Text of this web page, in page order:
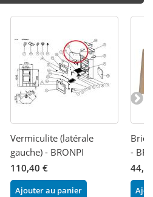
Vermiculite (latérale
gauche) - BRONPI
110,40 €
Ajouter au panier
-